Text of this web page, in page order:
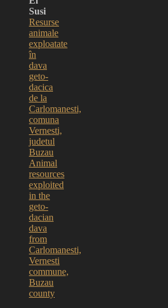
Susi
Resurse
animale
exploatate
în
dava
geto-
dacica
de la
Carlomanesti,
comuna
Vernesti,
judetul
Buzau
Animal
resources
exploited
in the
geto-
dacian
dava
from
Carlomanesti,
Vernesti
commune,
Buzau
county